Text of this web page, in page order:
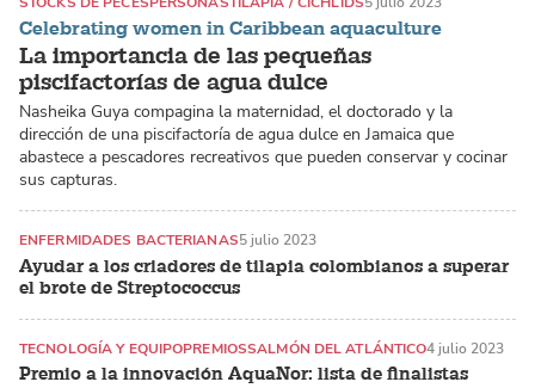
Celebrating women in Caribbean aquaculture
La importancia de las pequeñas
piscifactorías de agua dulce
Nasheika Guya compagina la maternidad, el doctorado y la
dirección de una piscifactoría de agua dulce en Jamaica que
abastece a pescadores recreativos que pueden conservar y cocinar
sus capturas.
Ayudar a los criadores de tilapia colombianos a superar
el brote de Streptococcus
ENFERMIDADES BACTERIANAS5 julio 2023
Premio a la innovación AquaNor: lista de finalistas
TECNOLOGÍA Y EQUIPOPREMIOSSALMÓN DEL ATLÁNTICO4 julio 2023